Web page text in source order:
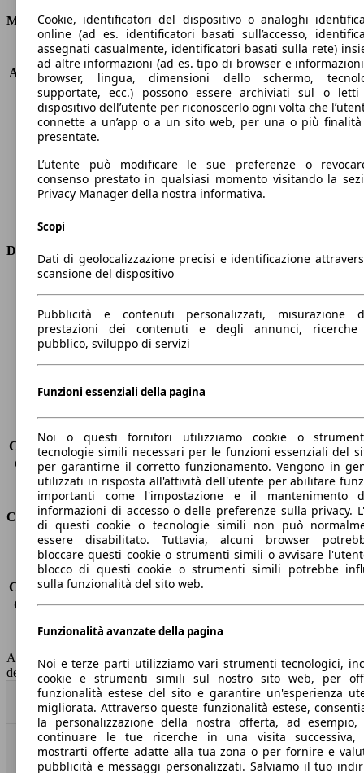
Motore e Prestazioni
KW (PS)
147 kW (200 PS)
Accelerazione (0-100 km/h) 8.4s
Velocità massima (km/h)
212 km/h
Numero di marce
8
Coppia
450 nm
Cilindrata
Carburante
Elettrica/Diesel
Cilindri
6
Trasmissione
Automatico
Dimensioni
Larghezza
1890 mm
Passo
2870 mm
Porte
5
Capacità di traino (senza freni)
-
Capacità di traino (con freni)
2500 kg
Volume del bagagliaio
570 - 1726 l
Consumi
Emissioni di CO2*
-
Consumo (urbano)
-
Consumo (extra-urbano) -
Consumo (combinato)* -
Classe di emissione
AutoScout24 non si assume alcuna responsabilità per la correttezza
dei dati.
Torna su
Benvenuti su AutoScout24, il mercato auto europeo.
Cookie, identificatori del dispositivo o analoghi
online (ad es. identificatori basati sull’accesso,
assegnati casualmente, identificatori basati sulla rete)
ad altre informazioni (ad es. tipo di browser e
browser, lingua, dimensioni dello schermo,
supportate, ecc.) possono essere archiviati sul o
dispositivo dell’utente per riconoscerlo ogni volta che
connette a un’app o a un sito web, per una o più
presentate.
L’utente può modificare le sue preferenze o
consenso prestato in qualsiasi momento visitando la
Privacy Manager della nostra informativa.
Scopi
Dati di geolocalizzazione precisi e identificazione
scansione del dispositivo
Pubblicità e contenuti personalizzati, misurazione
prestazioni dei contenuti e degli annunci,
pubblico, sviluppo di servizi
Funzioni essenziali della pagina
Noi o questi fornitori utilizziamo cookie o
tecnologie simili necessari per le funzioni essenziali del
per garantirne il corretto funzionamento. Vengono in
utilizzati in risposta all'attività dell'utente per abilitare
importanti come l'impostazione e il mantenimento
informazioni di accesso o delle preferenze sulla privacy.
di questi cookie o tecnologie simili non può
essere disabilitato. Tuttavia, alcuni browser
bloccare questi cookie o strumenti simili o avvisare
blocco di questi cookie o strumenti simili potrebbe
sulla funzionalità del sito web.
Funzionalità avanzate della pagina
Noi e terze parti utilizziamo vari strumenti tecnologici,
cookie e strumenti simili sul nostro sito web, per
funzionalità estese del sito e garantire un'esperienza
migliorata. Attraverso queste funzionalità estese,
la personalizzazione della nostra offerta, ad esempio,
continuare le tue ricerche in una visita successiva,
mostrarti offerte adatte alla tua zona o per fornire e
pubblicità e messaggi personalizzati. Salviamo il tuo